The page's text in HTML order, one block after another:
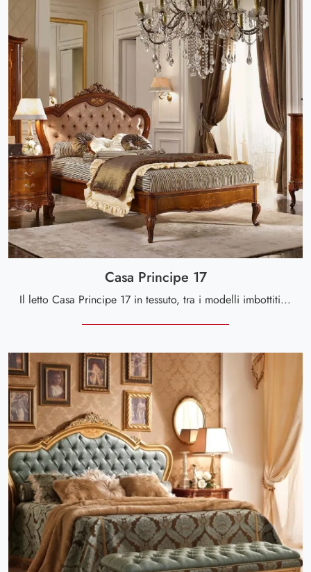
Casa Principe 17
Il letto Casa Principe 17 in tessuto, tra i modelli imbottiti matrimoniali classici di Valderamobili, è ideale per garantirti il riposo migliore.